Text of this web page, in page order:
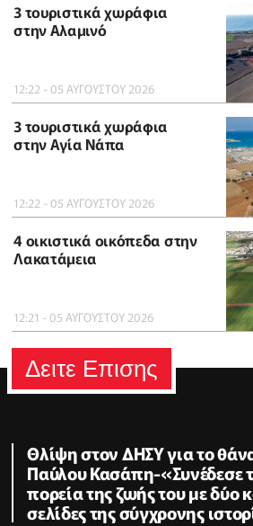
3 τουριστικά χωράφια
στην Αλαμινό
12:22 - 05 ΑΥΓΟΥΣΤΟΥ 2026
3 τουριστικά χωράφια
στην Αγία Νάπα
12:22 - 05 ΑΥΓΟΥΣΤΟΥ 2026
4 οικιστικά οικόπεδα στην
Λακατάμεια
12:21 - 05 ΑΥΓΟΥΣΤΟΥ 2026
Δειτε Επισης
Θλίψη στον ΔΗΣΥ για το
Παύλου Κασάπη-«Συνέδεσε
πορεία της ζωής του με δύο
σελίδες της σύγχρονης